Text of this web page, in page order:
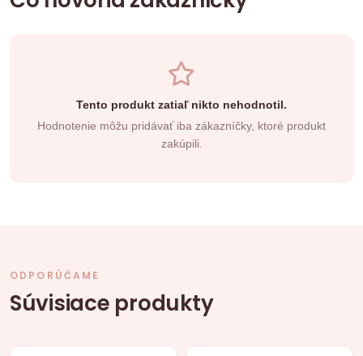
Tento produkt zatiaľ nikto nehodnotil.
Hodnotenie môžu pridávať iba zákazníčky, ktoré produkt
zakúpili.
ODPORÚČAME
Súvisiace produkty